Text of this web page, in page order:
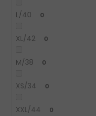
L/40 0
XL/42 0
M/38 0
XS/34 0
XXL/44 0